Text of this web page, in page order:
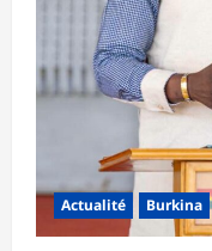
Actualité Burkina